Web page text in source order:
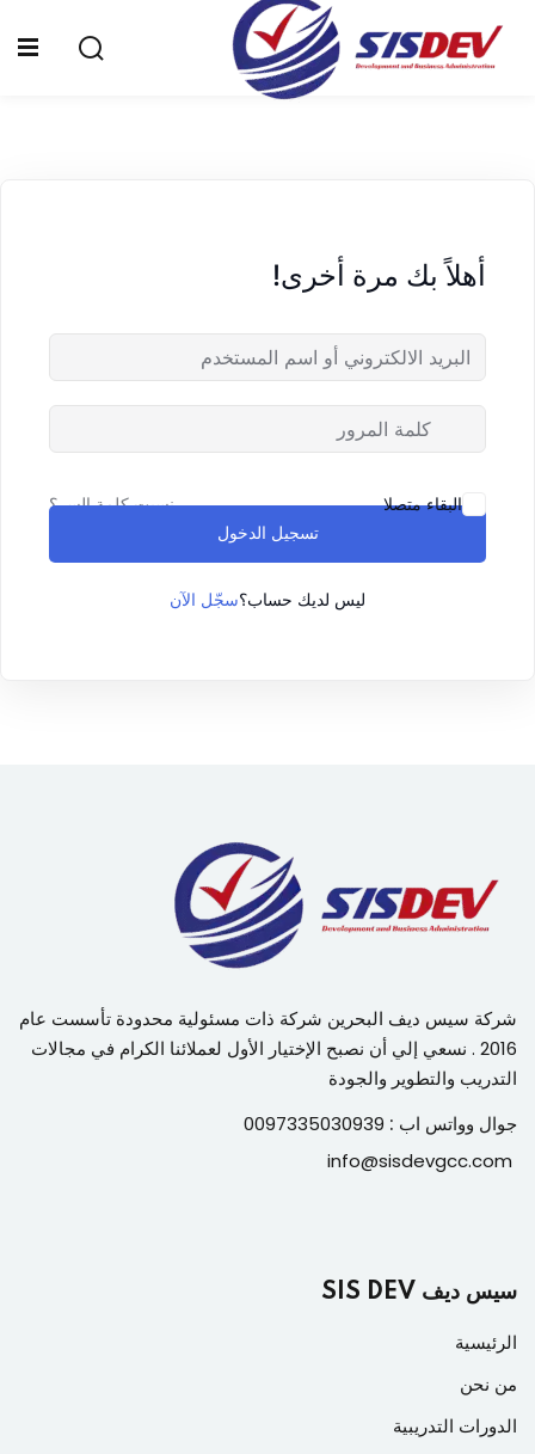
الشهادات
المدونة
تواصل معنا
أهلاً بك مرة أخرى!
البقاء متصلا نسيت كلمة السر؟
تسجيل الدخول
ليس لديك حساب؟سجّل الآن
شركة سيس ديف البحرين شركة ذات مسئولية محدودة تأسست عام
2016 . نسعي إلي أن نصبح الإختيار الأول لعملائنا الكرام في مجالات
التدريب والتطوير والجودة
جوال وواتس اب :
info@sisdevgcc.com
سيس ديف SIS DEV
الرئيسية
من نحن
الدورات التدريبية
Sign in
Remember me
Lost your password?